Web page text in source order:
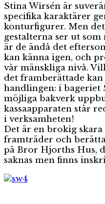
Stina Wirsén är
specifika karaktärer
konturfigurer. Men
gestalterna ser ut
är de ändå det
kan känna igen, och
vår mänskliga nivå.
det framberättade
handlingen: i bageriet
möjliga bakverk
kassaapparaten står
i verksamheten!
Det är en brokig
framträder och
på Bror Hjorths Hus,
saknas men finns